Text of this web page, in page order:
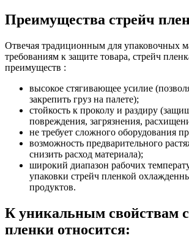
Преимущества стрейч
Отвечая традиционным для упаковочных
требованиям к защите товара, стрейч
преимуществ :
высокое стягивающее усилие
закрепить груз на палете);
стойкость к проколу и раздиру
повреждения, загрязнения,
не требует сложного оборудования
возможность предварительного
снизить расход материала);
широкий диапазон рабочих
упаковки стрейч пленкой
продуктов.
К уникальным свойствам
пленки относится: